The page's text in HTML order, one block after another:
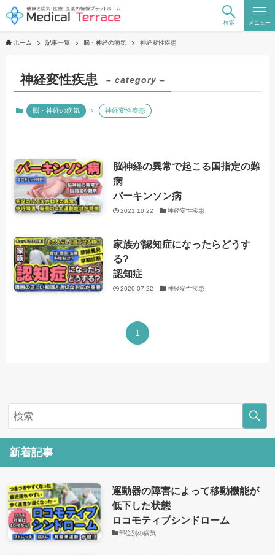
検索 メニュー
ホーム 記事一覧 脳・神経の病気 神経変性疾患
神経変性疾患 – category –
脳・神経の病気 神経変性疾患
脳神経の異常で起こる国指定の難
病
パーキンソン病
2021.10.22 神経変性疾患
家族が認知症になったらどうす
る?
認知症
2020.07.22 神経変性疾患
1
新着記事
運動器の障害によって移動機能が
低下した状態
ロコモティブシンドローム
部位別の病気